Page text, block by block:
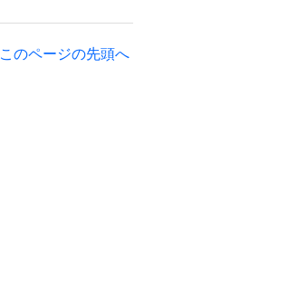
このページの先頭へ